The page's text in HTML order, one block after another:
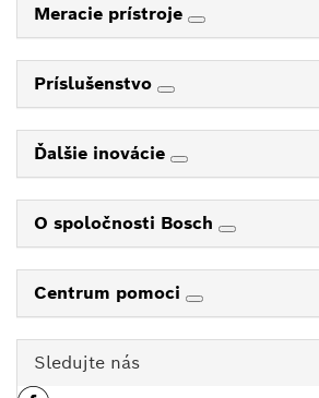
Meracie prístroje
Príslušenstvo
Ďalšie inovácie
O spoločnosti Bosch
Centrum pomoci
Sledujte nás